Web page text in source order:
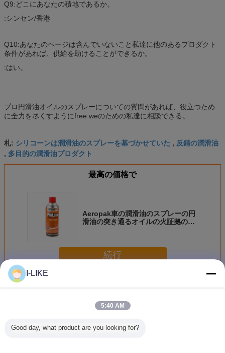
Q9:どこにあなたの積地であるか。
:シンセン/香港
Q10:あなたのページは含んでいないこと私達に他のあるプロダクト
条件があれば、供給を助けることができるか。
:はい。
プロ円滑油オイルのスプレーについての質問があれば、役立つため
に全力を尽くすようにfree.weのための私達に相談できる。
札: シリコーンは潤滑油のスプレーを基づかせていた , 反錆の潤滑油
, 多目的の潤滑油プロダクト
最高の価格で
Aeropak車の潤滑油のスプレーの円
滑油の突き通るオイルの火証拠の反
続行
多く多目的の潤滑油のスプレー
I-LIKE
5:40 AM
Good day, what product are you looking for?